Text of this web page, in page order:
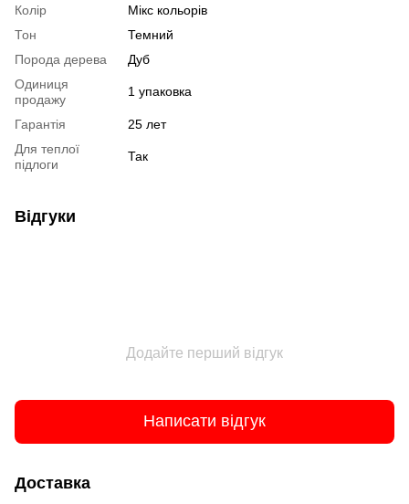
Колір
Мікс кольорів
Тон
Темний
Порода дерева
Дуб
Одиниця
продажу
1 упаковка
Гарантія
25 лет
Для теплої
підлоги
Так
Відгуки
Додайте перший відгук
Написати відгук
Доставка